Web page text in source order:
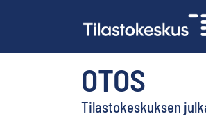
OTOS
Tilastokeskuksen